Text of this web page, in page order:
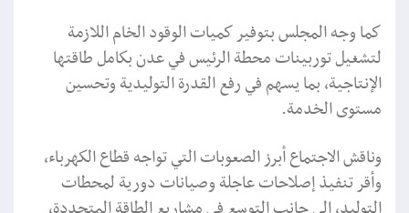
كما وجه المجلس بتوفير كميات الوقود الخام اللازمة
لتشغيل توربينات محطة الرئيس في عدن بكامل طاقتها
الإنتاجية، بما يسهم في رفع القدرة التوليدية وتحسين
مستوى الخدمة.
وناقش الاجتماع أبرز الصعوبات التي تواجه قطاع الكهرباء،
وأقر تنفيذ إصلاحات عاجلة وصيانات دورية لمحطات